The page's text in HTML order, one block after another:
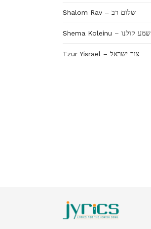
Shalom Rav – שלום רב
Shema Koleinu – שמע קולנו
Tzur Yisrael – צור ישראל